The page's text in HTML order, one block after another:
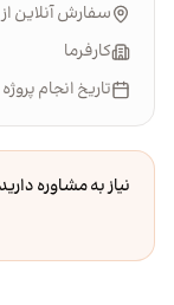
سفارش آنلاین از
کارفرما
تاریخ انجام پروژه
نیاز به مشاوره